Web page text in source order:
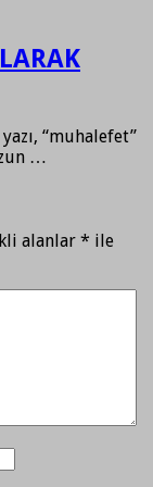
“muhalefet”
…
alanlar * ile